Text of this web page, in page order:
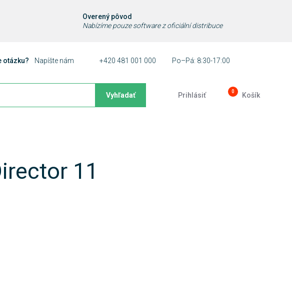
Overený pôvod
Nabízíme pouze software z oficiální distribuce
otázku? Napíšte nám +420 481 001 000 Po–Pá: 8:30-17:00
Vyhľadať Prihlásiť 0 Košík
11